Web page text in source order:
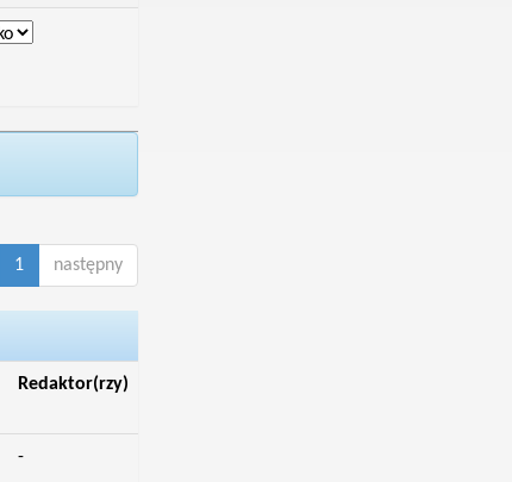
1 następny
Redaktor(rzy)
-